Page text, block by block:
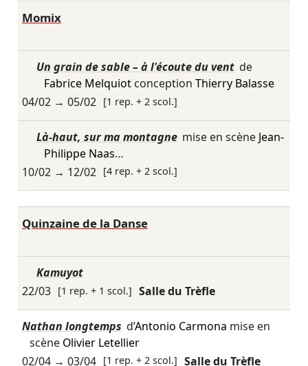
Momix
Un grain de sable – à l'écoute du vent de
Fabrice Melquiotconception Thierry Balasse
04/02→ 05/02 [1 rep. + 2 scol.]
Là-haut, sur ma montagne mise en scène Jean-
Philippe Naas…
10/02→ 12/02 [4 rep. + 2 scol.]
Quinzaine de la Danse
Kamuyot
22/03 [1 rep. + 1 scol.] Salle du Trèfle
Nathan longtemps d’Antonio Carmona mise en
scène Olivier Letellier
02/04→ 03/04 [1 rep. + 2 scol.] Salle du Trèfle